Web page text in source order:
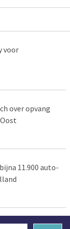
voor
over opvang
11.900 auto-